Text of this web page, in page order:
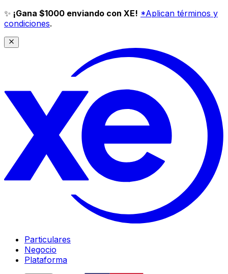
✨ ¡Gana $1000 enviando con XE! *Aplican términos y
condiciones.
Particulares
Negocio
Plataforma